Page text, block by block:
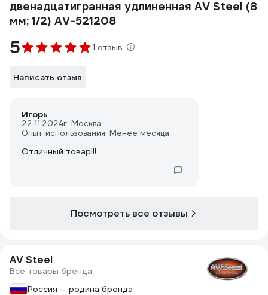
двенадцатигранная удлиненная AV Steel (8
мм; 1/2) AV-521208
5 1 отзыв
Написать отзыв
Игорь
22.11.2024г. Москва
Опыт использования: Менее месяца
Отличный товар!!!
Посмотреть все отзывы
AV Steel
Все товары бренда
Россия — родина бренда